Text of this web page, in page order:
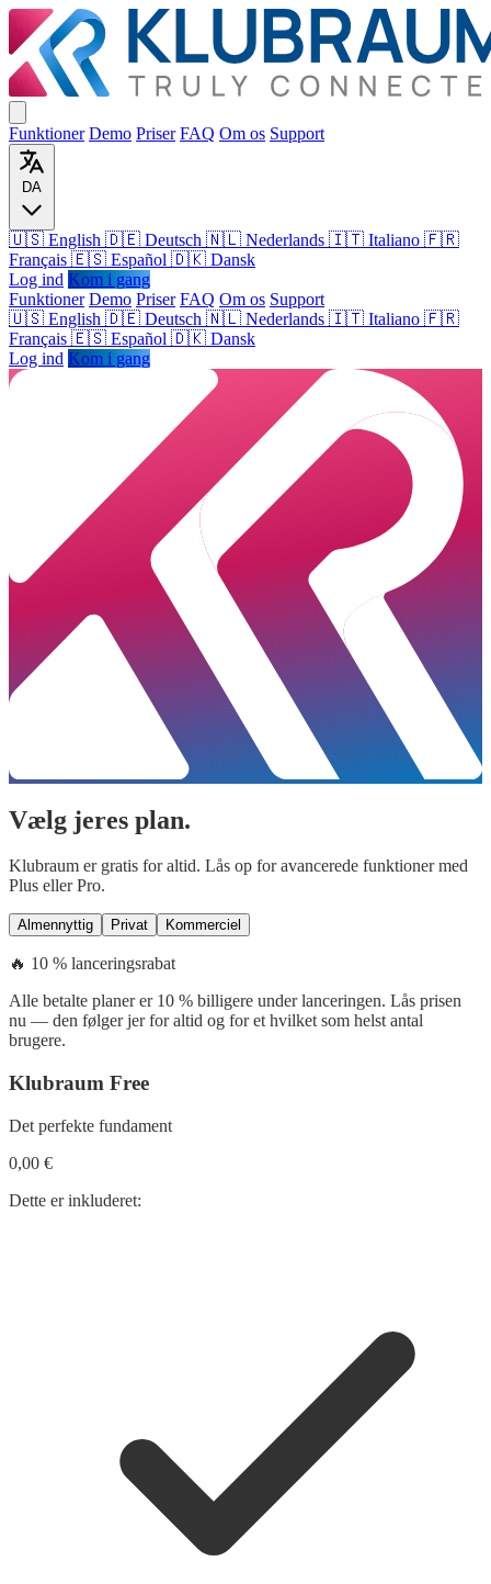
Funktioner Demo Priser FAQ Om os Support
DA
🇺🇸 English 🇩🇪 Deutsch 🇳🇱 Nederlands 🇮🇹 Italiano 🇫🇷
Français 🇪🇸 Español 🇩🇰 Dansk
Log ind Kom i gang
Funktioner Demo Priser FAQ Om os Support
🇺🇸 English 🇩🇪 Deutsch 🇳🇱 Nederlands 🇮🇹 Italiano 🇫🇷
Français 🇪🇸 Español 🇩🇰 Dansk
Log ind Kom i gang
Vælg jeres plan.
Klubraum er gratis for altid. Lås op for avancerede funktioner med
Plus eller Pro.
Almennyttig Privat Kommerciel
🔥 10 % lanceringsrabat
Alle betalte planer er 10 % billigere under lanceringen. Lås prisen
nu — den følger jer for altid og for et hvilket som helst antal
brugere.
Klubraum Free
Det perfekte fundament
0,00 €
Dette er inkluderet: